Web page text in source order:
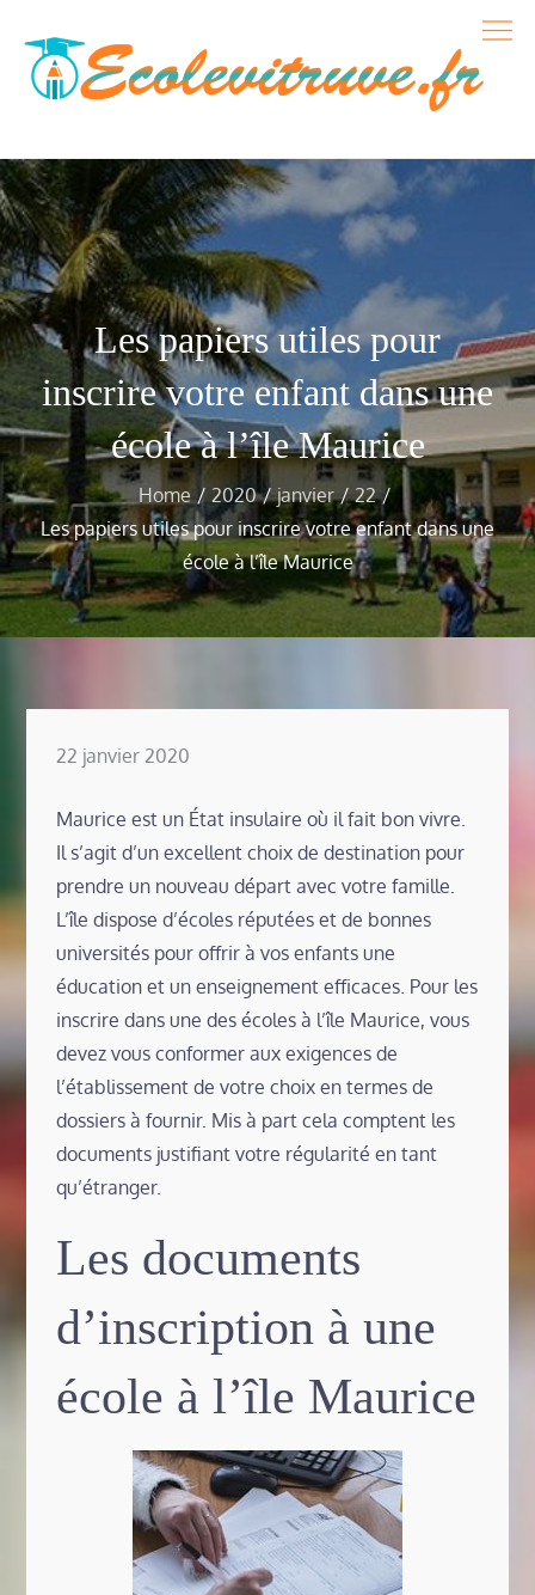
content
Ecole de vitruve
Les papiers utiles pour
inscrire votre enfant dans une
école à l’île Maurice
Home 2020 janvier
22
Les papiers utiles pour inscrire votre enfant dans une
école à l’île Maurice
Posted
22 janvier 2020
Maurice est un État insulaire où il fait bon vivre.
Il s’agit d’un excellent choix de destination pour
prendre un nouveau départ avec votre famille.
L’île dispose d’écoles réputées et de bonnes
universités pour offrir à vos enfants une
éducation et un enseignement efficaces. Pour les
inscrire dans une des écoles à l’île Maurice, vous
devez vous conformer aux exigences de
l’établissement de votre choix en termes de
dossiers à fournir. Mis à part cela comptent les
documents justifiant votre régularité en tant
qu’étranger.
Les documents
d’inscription à une
école à l’île Maurice